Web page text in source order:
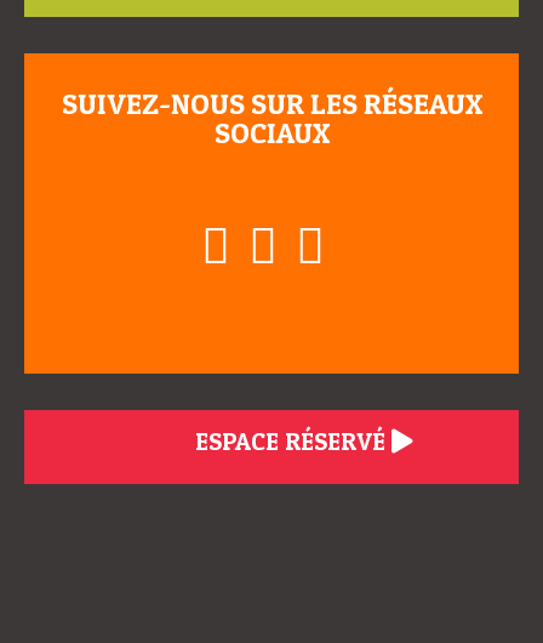
SUIVEZ-NOUS SUR LES RÉSEAUX
SOCIAUX
ESPACE RÉSERVÉ